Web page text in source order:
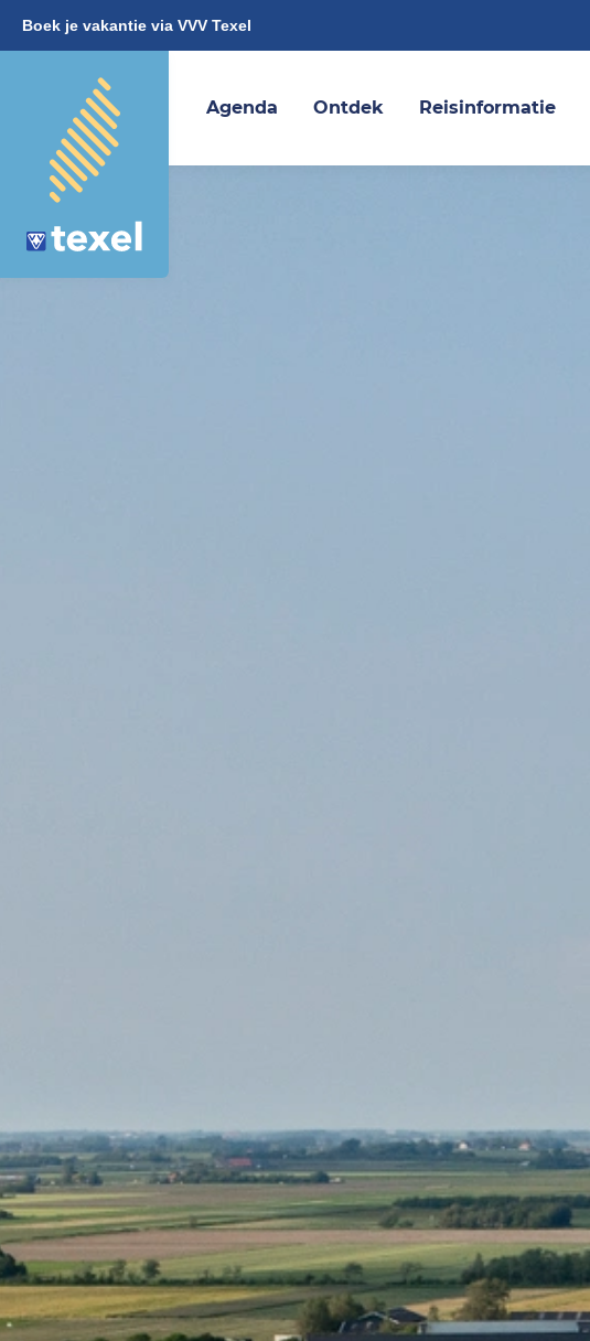
Boek je vakantie via VVV Texel
Agenda Ontdek Reisinformatie